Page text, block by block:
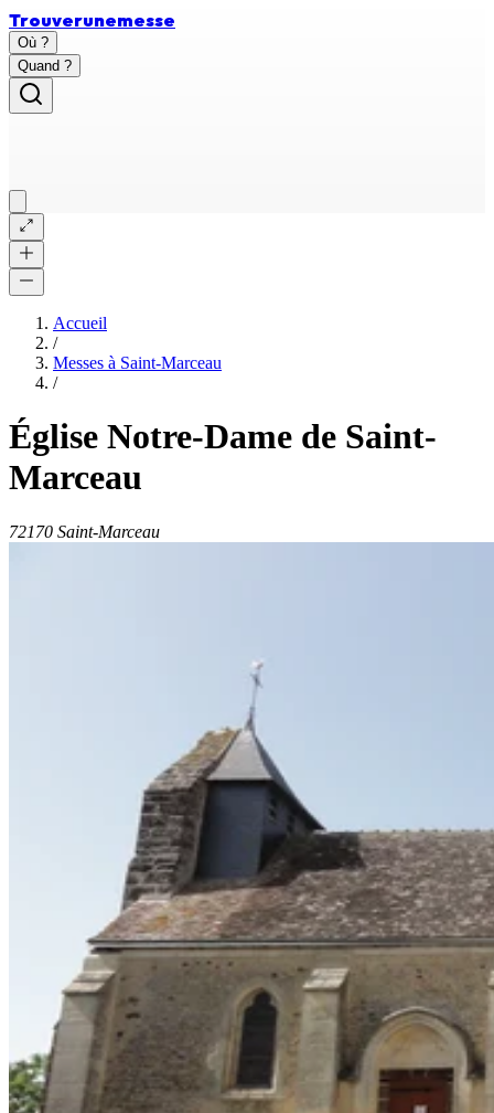
Trouverunemesse
Où ?
Quand ?
Accueil
/
Messes à Saint-Marceau
/
Église Notre-Dame de Saint-
Marceau
72170 Saint-Marceau